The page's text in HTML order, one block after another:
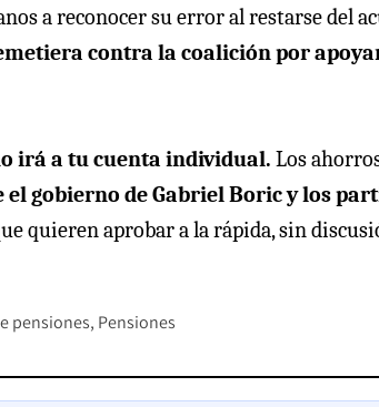
a reconocer su error al restarse del
contra la coalición por
irá a tu cuenta individual. Los
gobierno de Gabriel Boric y los
quieren aprobar a la rápida, sin
pensiones Pensiones